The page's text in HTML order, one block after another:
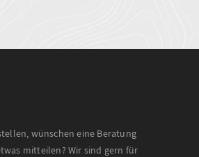
wünschen eine Beratung
mitteilen? Wir sind gern für